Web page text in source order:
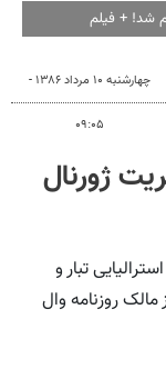
شد! + فیلم
چهارشنبه ۱۰ مرداد ۱۳۸۶ -
۰۹:۰۵
ژورنال
تبار و
روزنامه وال